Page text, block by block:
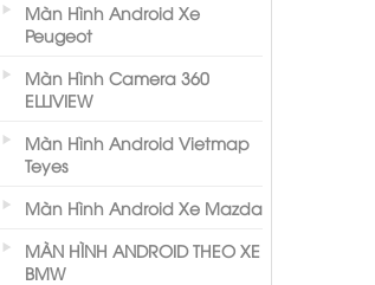
Màn Hình Android Xe
Peugeot
Màn Hình Camera 360
ELLIVIEW
Màn Hình Android Vietmap
Teyes
Màn Hình Android Xe Mazda
MÀN HÌNH ANDROID THEO XE
BMW